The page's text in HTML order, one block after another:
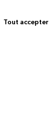
Tout accepter